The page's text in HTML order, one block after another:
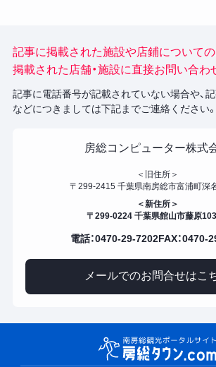
記事に掲載された施設や店鋪についての
掲載された店舗・施設に直接お問い合わ
記事に電話番号が記載されていない場合や、
などにつきましては下記までご連絡ください。
房総コンピューター株式
＜旧住所＞
〒299-2415 千葉県南房総市富浦町深
＜新住所＞
〒299-0224 千葉県館山市藤原
電話：0470-29-7202FAX：0470-
メールでのお問合せはこ